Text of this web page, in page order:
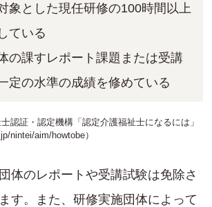
象とした現任研修の100時間以上
ている
の課すレポート課題または受講
定の水準の成績を修めている
認証・認定機構「認定介護福祉士になるには」
nintei/aim/howtobe）
体のレポートや受講試験は免除さ
す。また、研修実施団体によって